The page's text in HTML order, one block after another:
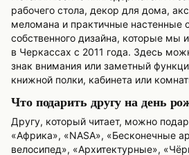
рабочего стола, декор для дома,
меломана и практичные настенные
собственного дизайна, которые мы
в Черкассах с 2011 года. Здесь
знак внимания или заметный
книжной полки, кабинета или
Что подарить другу на день
Другу, который читает, можно
«Африка», «NASA», «Бесконечные
велосипед», «Архитектурные»,